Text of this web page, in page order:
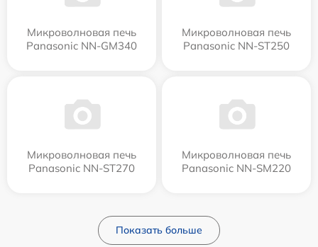
Микроволновая печь
Panasonic NN-GM340
Микроволновая печь
Panasonic NN-ST250
Микроволновая печь
Panasonic NN-ST270
Микроволновая печь
Panasonic NN-SM220
Показать больше